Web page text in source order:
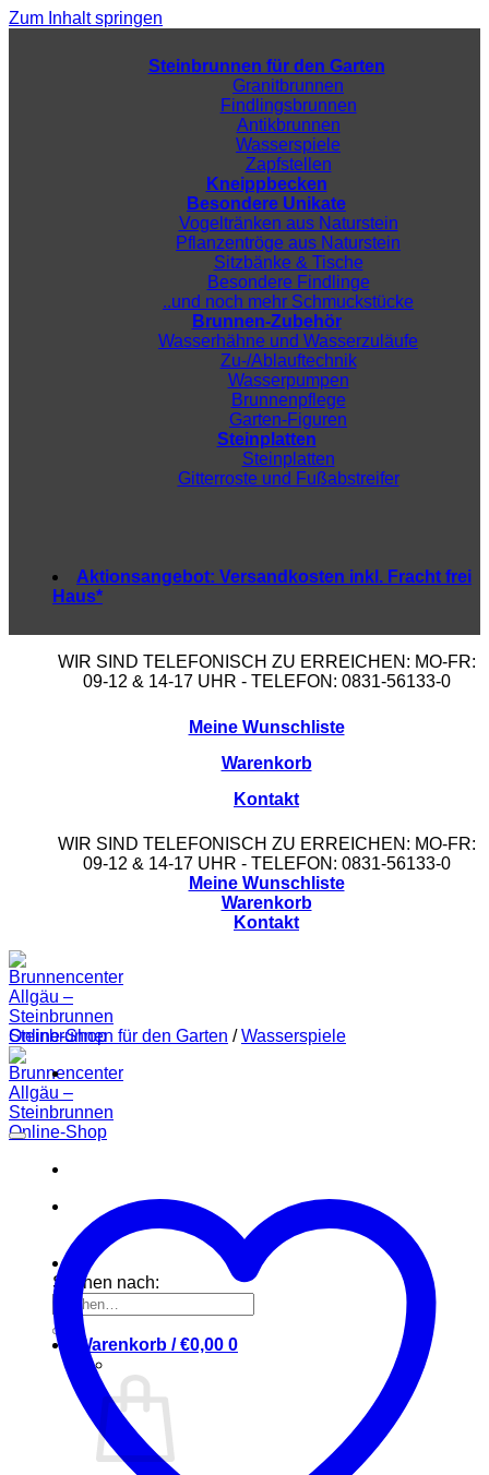
Zum Inhalt springen
WIR SIND TELEFONISCH ZU ERREICHEN: MO-FR:
09-12 & 14-17 UHR - TELEFON: 0831-56133-0
Meine Wunschliste
Warenkorb
Kontakt
WIR SIND TELEFONISCH ZU ERREICHEN: MO-FR:
09-12 & 14-17 UHR - TELEFON: 0831-56133-0
Meine Wunschliste
Warenkorb
Kontakt
Suchen nach:
Warenkorb /€0,00 0
Steinbrunnen für den Garten
Granitbrunnen
Findlingsbrunnen
Antikbrunnen
Wasserspiele
Zapfstellen
Kneippbecken
Besondere Unikate
Vogeltränken aus Naturstein
Pflanzentröge aus Naturstein
Sitzbänke & Tische
Besondere Findlinge
..und noch mehr Schmuckstücke
Brunnen-Zubehör
Wasserhähne und Wasserzuläufe
Zu-/Ablauftechnik
Wasserpumpen
Brunnenpflege
Garten-Figuren
Steinplatten
Steinplatten
Gitterroste und Fußabstreifer
Aktionsangebot: Versandkosten inkl. Fracht frei
Haus*
Steinbrunnen für den Garten / Wasserspiele